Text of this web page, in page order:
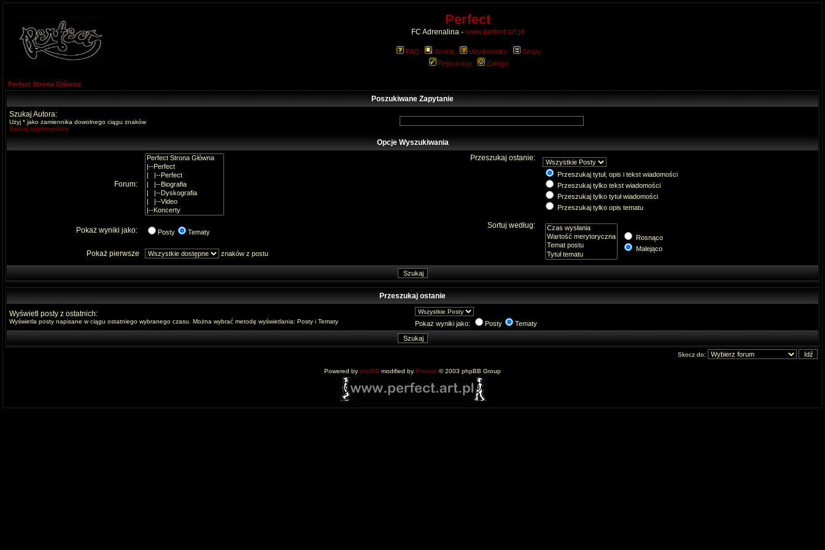
Perfect
FC Adrenalina - www.perfect.art.pl
FAQ Szukaj Użytkownicy
Grupy
Rejestracja
Zaloguj
Perfect Strona Główna
Poszukiwane Zapytanie
Szukaj Autora:
Użyj * jako zamiennika dowolnego ciągu znaków
Szukaj użytkowników
Opcje Wyszukiwania
Forum:
Przeszukaj ostanie:
Przeszukaj tytuł, opis i tekst wiadomości
Przeszukaj tylko tekst wiadomości
Przeszukaj tylko tytuł wiadomości
Przeszukaj tylko opis tematu
Pokaż wyniki jako: Posty Tematy
Sortuj według:
Rosnąco
Malejąco
Pokaż pierwsze znaków z postu
Przeszukaj ostanie
Wyświetl posty z ostatnich:
Wyświetla posty napisane w ciągu ostatniego wybranego czasu. Można wybrać metodę wyświetlania: Posty i Tematy Pokaż wyniki jako: Posty Tematy
Skocz do:
Powered by phpBB modified by Przemo © 2003 phpBB Group